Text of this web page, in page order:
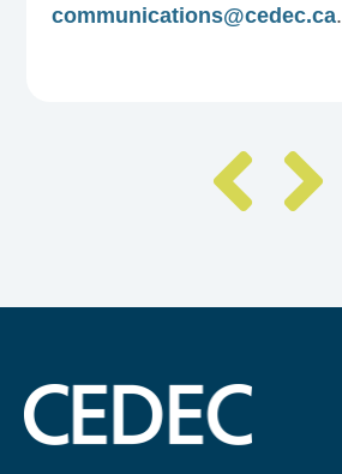
communications@cedec.ca.